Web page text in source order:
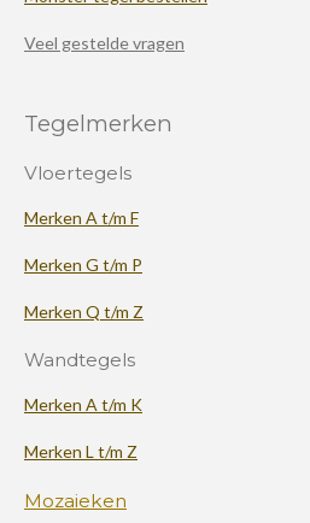
Veel gestelde vragen
Tegelmerken
Vloertegels
Merken A t/m F
Merken G t/m P
Merken Q t/m Z
Wandtegels
Merken A t/m K
Merken L t/m Z
Mozaieken